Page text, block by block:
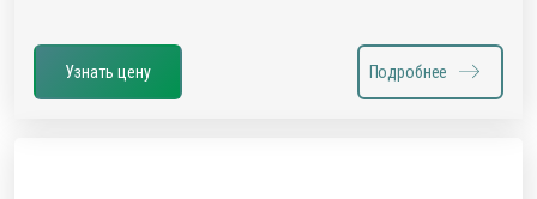
Узнать цену Подробнее